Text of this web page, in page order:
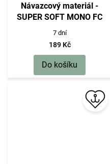
Návazcový materiál -
SUPER SOFT MONO FC
COATED
1.00mm/50m/55kg - 1 ks
7 dní
189 Kč
Do košíku